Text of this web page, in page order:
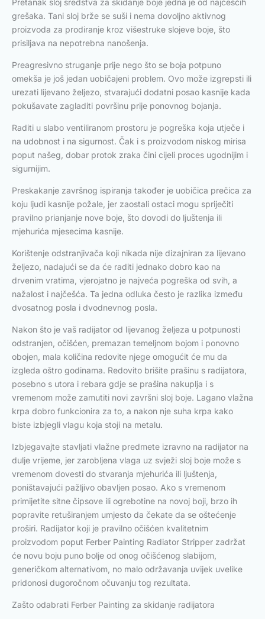
Pretanak sloj sredstva za skidanje boje jedna je od najčešćih
grešaka. Tani sloj brže se suši i nema dovoljno aktivnog
proizvoda za prodiranje kroz višestruke slojeve boje, što
prisiljava na nepotrebna nanošenja.
Preagresivno struganje prije nego što se boja potpuno
omekša je još jedan uobičajeni problem. Ovo može izgrepsti ili
urezati lijevano željezo, stvarajući dodatni posao kasnije kada
pokušavate zagladiti površinu prije ponovnog bojanja.
Raditi u slabo ventiliranom prostoru je pogreška koja utječe i
na udobnost i na sigurnost. Čak i s proizvodom niskog mirisa
poput našeg, dobar protok zraka čini cijeli proces ugodnijim i
sigurnijim.
Preskakanje završnog ispiranja također je uobičica prečica za
koju ljudi kasnije požale, jer zaostali ostaci mogu spriječiti
pravilno prianjanje nove boje, što dovodi do ljuštenja ili
mjehurića mjesecima kasnije.
Korištenje odstranjivača koji nikada nije dizajniran za lijevano
željezo, nadajući se da će raditi jednako dobro kao na
drvenim vratima, vjerojatno je najveća pogreška od svih, a
nažalost i najčešća. Ta jedna odluka često je razlika između
dvosatnog posla i dvodnevnog posla.
Nakon što je vaš radijator od lijevanog željeza u potpunosti
odstranjen, očišćen, premazan temeljnom bojom i ponovno
obojen, mala količina redovite njege omogućit će mu da
izgleda oštro godinama. Redovito brišite prašinu s radijatora,
posebno s utora i rebara gdje se prašina nakuplja i s
vremenom može zamutiti novi završni sloj boje. Lagano vlažna
krpa dobro funkcionira za to, a nakon nje suha krpa kako
biste izbjegli vlagu koja stoji na metalu.
Izbjegavajte stavljati vlažne predmete izravno na radijator na
dulje vrijeme, jer zarobljena vlaga uz svježi sloj boje može s
vremenom dovesti do stvaranja mjehurića ili ljuštenja,
poništavajući pažljivo obavljen posao. Ako s vremenom
primijetite sitne čipsove ili ogrebotine na novoj boji, brzo ih
popravite retuširanjem umjesto da čekate da se oštećenje
proširi. Radijator koji je pravilno očišćen kvalitetnim
proizvodom poput Ferber Painting Radiator Stripper zadržat
će novu boju puno bolje od onog očišćenog slabijom,
generičkom alternativom, no malo održavanja uvijek uvelike
pridonosi dugoročnom očuvanju tog rezultata.
Zašto odabrati Ferber Painting za skidanje radijatora